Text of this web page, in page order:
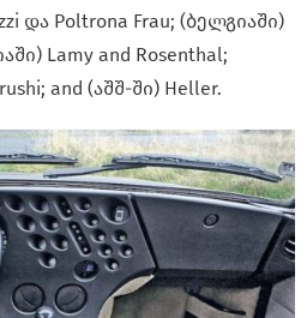
და Poltrona Frau; (ბელგიაში)
Lamy and Rosenthal;
and (აშშ-ში) Heller.